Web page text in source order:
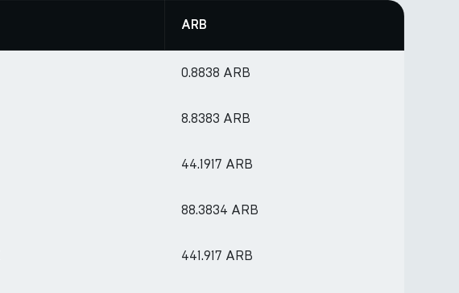
ARB
0.8838 ARB
8.8383 ARB
44.1917 ARB
88.3834 ARB
441.917 ARB